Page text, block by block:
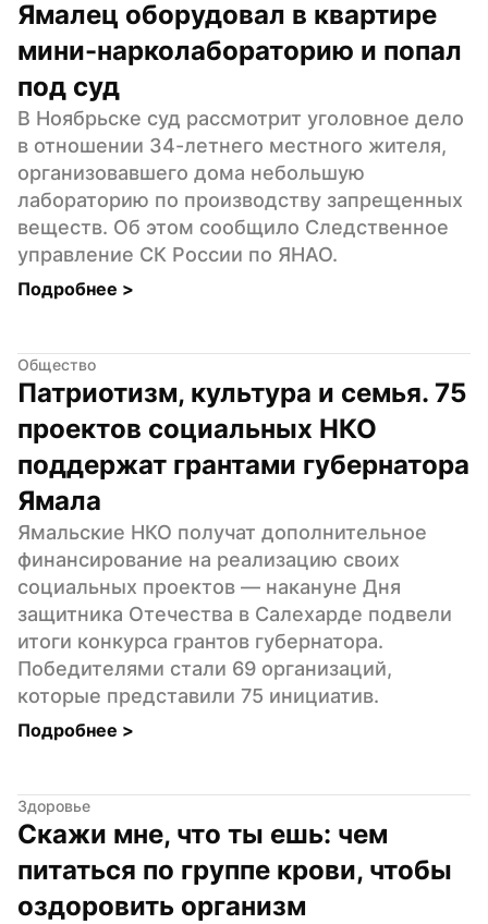
Ямалец оборудовал в квартире
мини-нарколабораторию и попал
под суд
В Ноябрьске суд рассмотрит уголовное дело
в отношении 34-летнего местного жителя,
организовавшего дома небольшую
лабораторию по производству запрещенных
веществ. Об этом сообщило Следственное
управление СК России по ЯНАО.
Подробнее >
Общество
Патриотизм, культура и семья. 75
проектов социальных НКО
поддержат грантами губернатора
Ямала
Ямальские НКО получат дополнительное
финансирование на реализацию своих
социальных проектов — накануне Дня
защитника Отечества в Салехарде подвели
итоги конкурса грантов губернатора.
Победителями стали 69 организаций,
которые представили 75 инициатив.
Подробнее >
Здоровье
Скажи мне, что ты ешь: чем
питаться по группе крови, чтобы
оздоровить организм